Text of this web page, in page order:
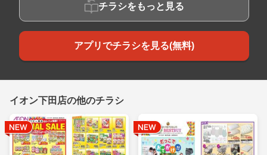
チラシをもっと見る
アプリでチラシを見る(無料)
イオン下田店の他のチラシ